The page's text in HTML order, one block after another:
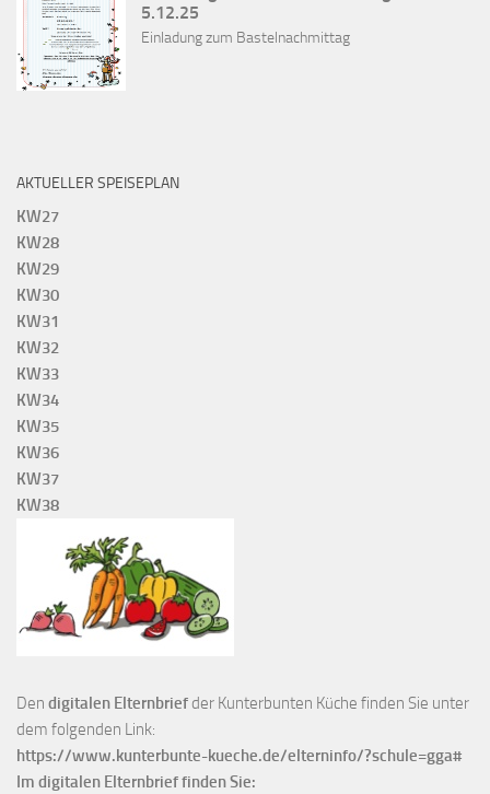
5.12.25
Einladung zum Bastelnachmittag
AKTUELLER SPEISEPLAN
KW27
KW28
KW29
KW30
KW31
KW32
KW33
KW34
KW35
KW36
KW37
KW38
Den digitalen Elternbrief der Kunterbunten Küche finden Sie unter
dem folgenden Link:
https://www.kunterbunte-kueche.de/elterninfo/?schule=gga#
Im digitalen Elternbrief finden Sie: